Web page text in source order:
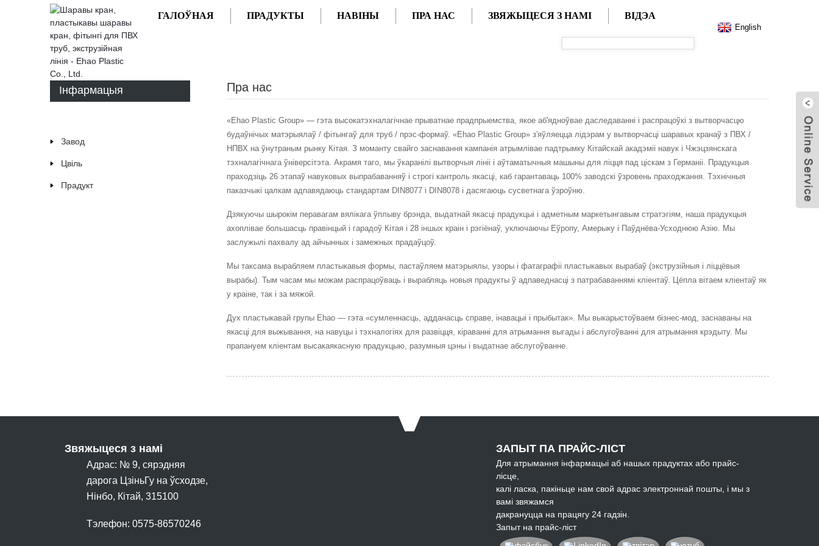
ГАЛОЎНАЯ ПРАДУКТЫ НАВІНЫ ПРА НАС ЗВЯЖЫЦЕСЯ З НАМІ ВІДЭА
English
ГАЛОЎНАЯ
Інфармацыя
Завод
Цвіль
Прадукт
Пра нас
«Ehao Plastic Group» — гэта высокатэхналагічнае прыватнае прадпрыемства, якое аб'ядноўвае даследаванні і распрацоўкі з вытворчасцю
будаўнічых матэрыялаў / фітынгаў для труб / прэс-формаў. «Ehao Plastic Group» з'яўляецца лідэрам у вытворчасці шаравых кранаў з ПВХ /
НПВХ на ўнутраным рынку Кітая. З моманту свайго заснавання кампанія атрымлівае падтрымку Кітайскай акадэміі навук і Чжэцзянскага
тэхналагічнага ўніверсітэта. Акрамя таго, мы ўкаранілі вытворчыя лініі і аўтаматычныя машыны для ліцця пад ціскам з Германіі. Прадукцыя
праходзіць 26 этапаў навуковых выпрабаванняў і строгі кантроль якасці, каб гарантаваць 100% заводскі ўзровень праходжання. Тэхнічныя
паказчыкі цалкам адпавядаюць стандартам DIN8077 і DIN8078 і дасягаюць сусветнага ўзроўню.
Дзякуючы шырокім перавагам вялікага ўплыву брэнда, выдатнай якасці прадукцыі і адметным маркетынгавым стратэгіям, наша прадукцыя
ахоплівае большасць правінцый і гарадоў Кітая і 28 іншых краін і рэгіёнаў, уключаючы Еўропу, Амерыку і Паўднёва-Усходнюю Азію. Мы
заслужылі пахвалу ад айчынных і замежных прадаўцоў.
Мы таксама вырабляем пластыкавыя формы, пастаўляем матэрыялы, узоры і фатаграфіі пластыкавых вырабаў (экструзійныя і ліццёвыя
вырабы). Тым часам мы можам распрацоўваць і вырабляць новыя прадукты ў адпаведнасці з патрабаваннямі кліентаў. Цёпла вітаем кліентаў як
у краіне, так і за мяжой.
Дух пластыкавай групы Ehao — гэта «сумленнасць, адданасць справе, інавацыі і прыбытак». Мы выкарыстоўваем бізнес-мод, заснаваны на
якасці для выжывання, на навуцы і тэхналогіях для развіцця, кіраванні для атрымання выгады і абслугоўванні для атрымання крэдыту. Мы
прапануем кліентам высакаякасную прадукцыю, разумныя цэны і выдатнае абслугоўванне.
Звяжыцеся з намі
Адрас: № 9, сярэдняя
дарога ЦзіньГу на ўсходзе,
Нінбо, Кітай, 315100
Тэлефон: 0575-86570246
ЗАПЫТ ПА ПРАЙС-ЛІСТ
Для атрымання інфармацыі аб нашых прадуктах або прайс-
лісце,
калі ласка, пакіньце нам свой адрас электроннай пошты, і мы з
вамі звяжамся
дакрануцца на працягу 24 гадзін.
Запыт на прайс-ліст